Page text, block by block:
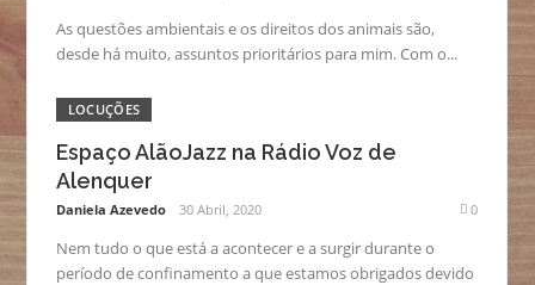
As questões ambientais e os direitos dos animais são,
desde há muito, assuntos prioritários para mim. Com o...
LOCUÇÕES
Espaço AlãoJazz na Rádio Voz de
Alenquer
Daniela Azevedo 30 Abril, 2020 0
Nem tudo o que está a acontecer e a surgir durante o
período de confinamento a que estamos obrigados devido